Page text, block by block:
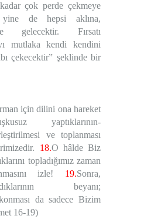
çok perde çekmeye
yine de hepsi aklına,
gelecektir. Fırsatı
mutlaka kendi kendini
çekecektir” şeklinde bir
için dilini ona hareket
yaptıklarının-
ve toplanması
18.O hâlde Biz
topladığımız zaman
izle! 19.Sonra,
beyanı;
da sadece Bizim
16-19)